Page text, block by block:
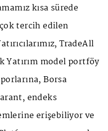
kısa sürede
tercih edilen
TradeAll
Yatırım model portföy
Borsa
endeks
erişebiliyor ve